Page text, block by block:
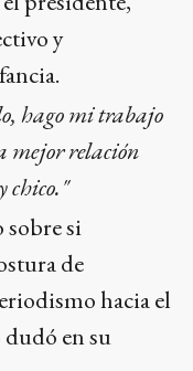
y
hago mi trabajo
mejor relación
chico."
si
de
hacia el
dudó en su